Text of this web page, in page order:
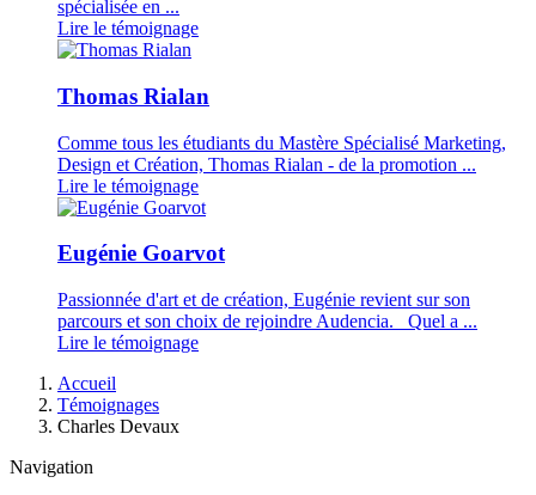
spécialisée en ...
Lire le témoignage
Thomas Rialan
Comme tous les étudiants du Mastère Spécialisé Marketing,
Design et Création, Thomas Rialan - de la promotion ...
Lire le témoignage
Eugénie Goarvot
Passionnée d'art et de création, Eugénie revient sur son
parcours et son choix de rejoindre Audencia. Quel a ...
Lire le témoignage
d'Ariane
Accueil
Témoignages
Charles Devaux
Navigation